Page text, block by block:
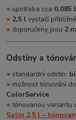
● spotřeba cca 0,085
● 2,5 l vystačí
● doporučeny jsou 2
Odstíny a
● standardní odstín:
● možnost tónování
ColorService
● tónovanou variantu
Satin 2,5 l –